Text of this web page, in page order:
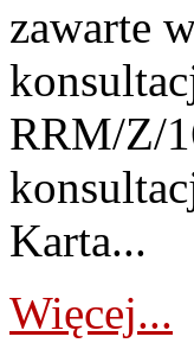
zawarte
RRM/Z/
Karta...
Więcej...